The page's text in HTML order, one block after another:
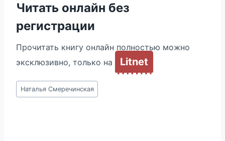
Читать онлайн без
регистрации
Прочитать книгу онлайн полностью можно
эксклюзивно, только на
Litnet
Метки
записи:
Наталья Смеречинская